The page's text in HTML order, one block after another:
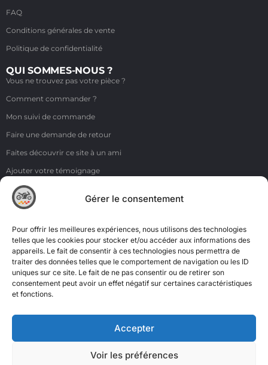
Gérer le consentement
Pour offrir les meilleures expériences, nous utilisons des technologies
telles que les cookies pour stocker et/ou accéder aux informations des
appareils. Le fait de consentir à ces technologies nous permettra de
traiter des données telles que le comportement de navigation ou les ID
uniques sur ce site. Le fait de ne pas consentir ou de retirer son
consentement peut avoir un effet négatif sur certaines caractéristiques
et fonctions.
Accepter
Voir les préférences
FAQ
Conditions générales de vente
Politique de confidentialité
QUI SOMMES-NOUS ?
Vous ne trouvez pas votre pièce ?
Comment commander ?
Mon suivi de commande
Faire une demande de retour
Faites découvrir ce site à un ami
Ajouter votre témoignage
Voir tous les témoignages
Liens
NOS COORDONNÉES
ZI de la Moinerie - 8 rue du Roussillon 91220 Bretigny sur Orge
Email: contact@accimoto.com
Standard : +33(0)1 69 88 16 16